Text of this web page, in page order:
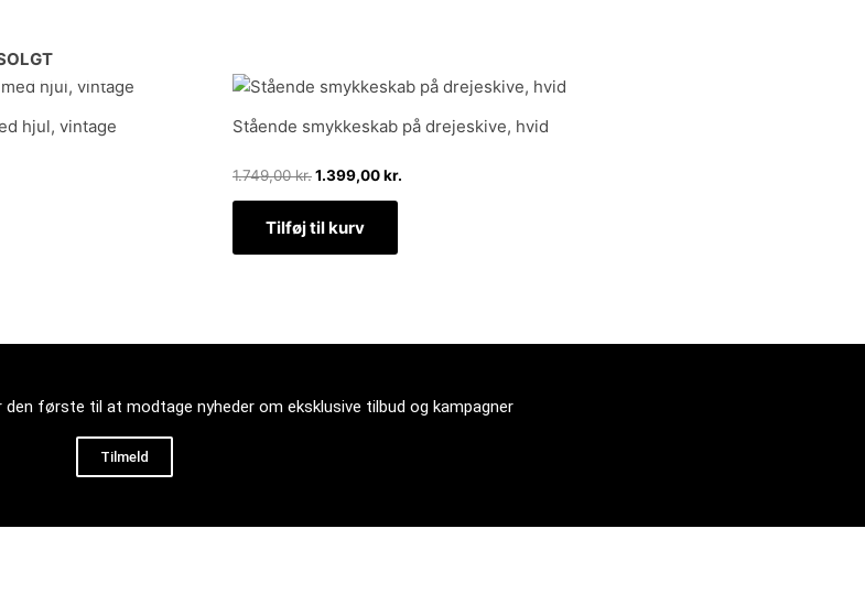
hjul, vintage Stående smykkeskab på drejeskive, hvid
1.749,00kr.
Den
oprindelige
pris
var:
1.399,00kr.
Den
aktuelle
pris
er:
Tilføj til kurv
første til at modtage nyheder om eksklusive tilbud og kampagner
Tilmeld